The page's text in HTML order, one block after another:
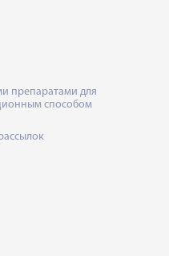
препаратами для
способом